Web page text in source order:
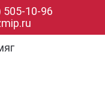
505-10-96